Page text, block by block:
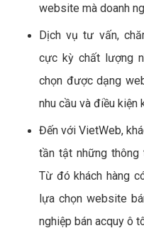
website mà doanh
Dịch vụ tư vấn,
cực kỳ chất lượng
chọn được dạng
nhu cầu và điều kiện
Đến với VietWeb,
tần tật những thông
Từ đó khách hàng
lựa chọn website
nghiệp bán acquy ô